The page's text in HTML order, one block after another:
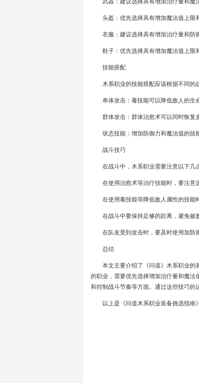
武器：建议选择具有增加治疗量和魔
头盔：优先选择具有增加魔法值上限
衣服：建议选择具有增加治疗量和防
鞋子：优先选择具有增加魔法值上限
技能搭配
木系职业的技能搭配应该根据不同的
单体攻击：毒技能可以降低敌人的生
群体攻击：群体治愈术可以同时恢复
状态技能：增加防御力和魔法值的技
战斗技巧
在战斗中，木系职业需要注意以下几
在使用治愈术等治疗技能时，要注意
在使用毒技能等降低敌人属性的技能
在战斗中要保持足够的距离，避免被
在队友受到攻击时，要及时使用加防
总结
本文主要介绍了《问道》木系职业的
的职业，需要优先选择增加治疗量和魔
和控制战斗节奏等方面。通过这些技巧的
以上是《问道木系职业装备挑选指南